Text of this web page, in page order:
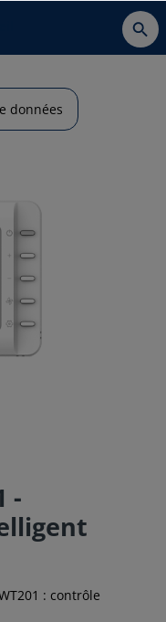
données
-
: contrôle